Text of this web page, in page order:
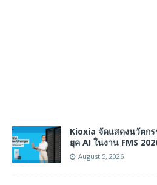
Kioxia จัดแสดงนวัตก
ยุค AI ในงาน FMS
August 5, 2026